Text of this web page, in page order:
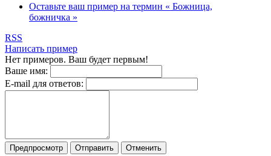
Оставьте ваш пример на термин « Божница,
божничка »
RSS
Написать пример
Нет примеров. Ваш будет первым!
Ваше имя:
E-mail для ответов:
Предпросмотр Отправить Отменить